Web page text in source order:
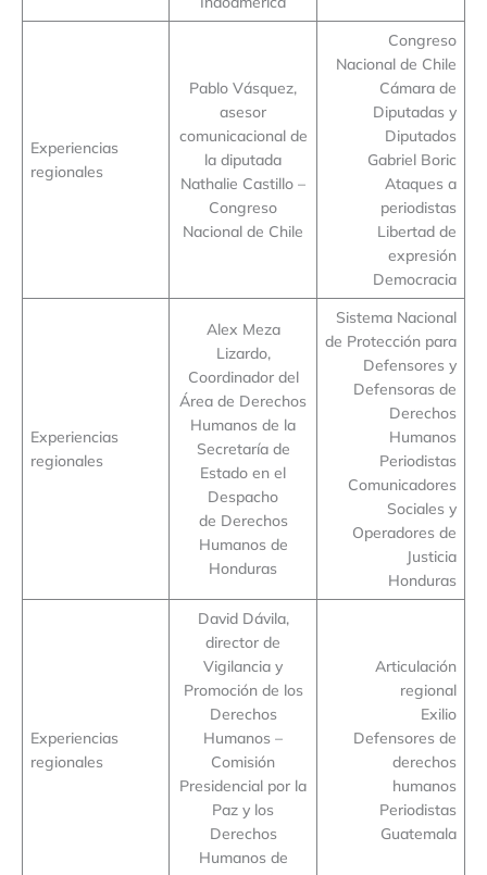
Experiencias
regionales
Pablo Vásquez,
asesor
comunicacional de
la diputada
Nathalie Castillo –
Congreso
Nacional de Chile
Congreso
Nacional de Chile
Cámara de
Diputadas y
Diputados
Gabriel Boric
Ataques a
periodistas
Libertad de
expresión
Democracia
Experiencias
regionales
Alex Meza
Lizardo,
Coordinador del
Área de Derechos
Humanos de la
Secretaría de
Estado en el
Despacho
de Derechos
Humanos de
Honduras
Sistema Nacional
de Protección para
Defensores y
Defensoras de
Derechos
Humanos
Periodistas
Comunicadores
Sociales y
Operadores de
Justicia
Honduras
Experiencias
regionales
David Dávila,
director de
Vigilancia y
Promoción de los
Derechos
Humanos –
Comisión
Presidencial por la
Paz y los
Derechos
Humanos de
Articulación
regional
Exilio
Defensores de
derechos
humanos
Periodistas
Guatemala